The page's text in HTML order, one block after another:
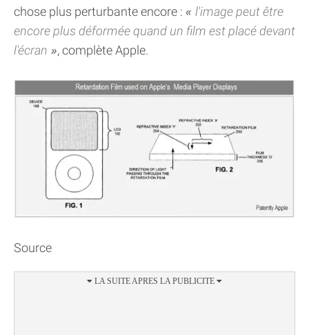
chose plus perturbante encore :
l'image peut être
encore plus déformée quand un film est placé devant
l'écran
, complète Apple.
Source